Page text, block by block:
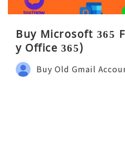
Buy Microsoft 365
y Office 365)
Buy Old Gmail